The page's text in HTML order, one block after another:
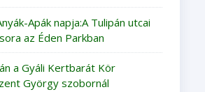
Apák napja:A Tulipán utcai
az Éden Parkban
a Gyáli Kertbarát Kör
György szobornál